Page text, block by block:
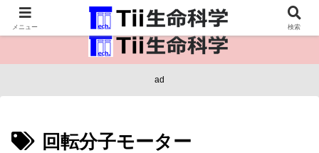
医療保健・生命・生物の情報インフラ。
ad
回転分子モーター
メニュー 検索